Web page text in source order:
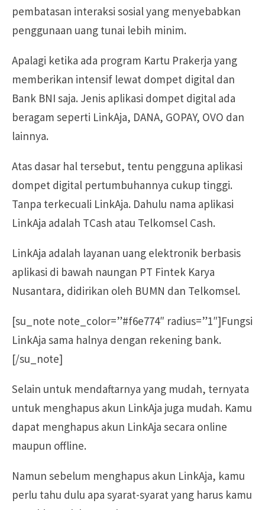
pembatasan interaksi sosial yang menyebabkan
penggunaan uang tunai lebih minim.
Apalagi ketika ada program Kartu Prakerja yang
memberikan intensif lewat dompet digital dan
Bank BNI saja. Jenis aplikasi dompet digital ada
beragam seperti LinkAja, DANA, GOPAY, OVO dan
lainnya.
Atas dasar hal tersebut, tentu pengguna aplikasi
dompet digital pertumbuhannya cukup tinggi.
Tanpa terkecuali LinkAja. Dahulu nama aplikasi
LinkAja adalah TCash atau Telkomsel Cash.
LinkAja adalah layanan uang elektronik berbasis
aplikasi di bawah naungan PT Fintek Karya
Nusantara, didirikan oleh BUMN dan Telkomsel.
[su_note note_color=”#f6e774″ radius=”1″]Fungsi
LinkAja sama halnya dengan rekening bank.
[/su_note]
Selain untuk mendaftarnya yang mudah, ternyata
untuk menghapus akun LinkAja juga mudah. Kamu
dapat menghapus akun LinkAja secara online
maupun offline.
Namun sebelum menghapus akun LinkAja, kamu
perlu tahu dulu apa syarat-syarat yang harus kamu